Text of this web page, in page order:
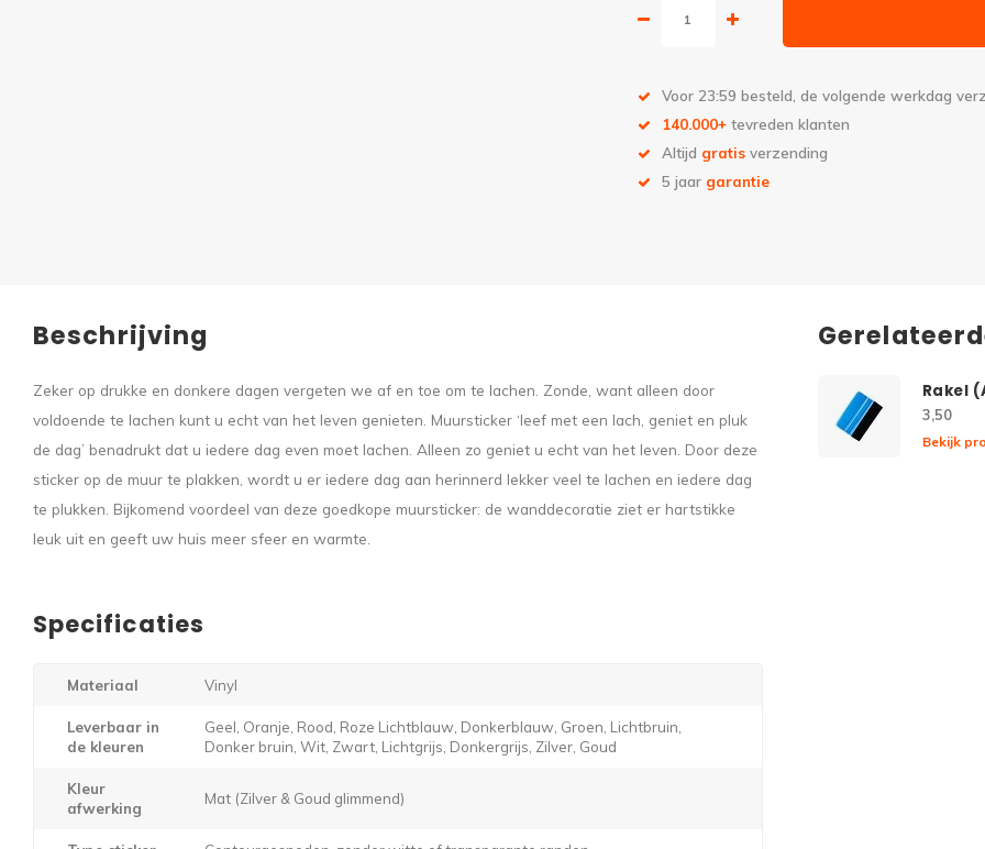
Voor 23:59 besteld, de volgende werkdag
140.000+ tevreden klanten
Altijd gratis verzending
5 jaar garantie
Beschrijving
Zeker op drukke en donkere dagen vergeten we af en toe om te lachen. Zonde, want alleen door
voldoende te lachen kunt u echt van het leven genieten. Muursticker ‘leef met een lach, geniet en pluk
de dag’ benadrukt dat u iedere dag even moet lachen. Alleen zo geniet u echt van het leven. Door deze
sticker op de muur te plakken, wordt u er iedere dag aan herinnerd lekker veel te lachen en iedere dag
te plukken. Bijkomend voordeel van deze goedkope muursticker: de wanddecoratie ziet er hartstikke
leuk uit en geeft uw huis meer sfeer en warmte.
Specificaties
Materiaal Vinyl
Leverbaar in
de kleuren
Geel, Oranje, Rood, Roze Lichtblauw, Donkerblauw, Groen, Lichtbruin,
Donker bruin, Wit, Zwart, Lichtgrijs, Donkergrijs, Zilver, Goud
Kleur
afwerking
Mat (Zilver & Goud glimmend)
Rakel
3,50
Bekijk